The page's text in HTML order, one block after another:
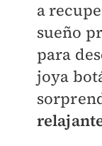
a
sueño
para
joya